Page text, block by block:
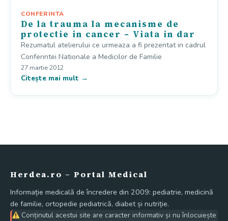
CONFERINTA
De la trauma la mecanisme de
protectie in cancer – Viata in dar
Rezumatul atelierului ce urmeaza a fi prezentat in cadrul
Conferintei Nationale a Medicilor de Familie
27 martie 2012
Citește mai mult →
Herdea.ro – Portal Medical
Informație medicală de încredere din 2009: pediatrie, medicină
de familie, ortopedie pediatrică, diabet și nutriție.
Conținutul acestui site are caracter informativ și nu înlocuiește